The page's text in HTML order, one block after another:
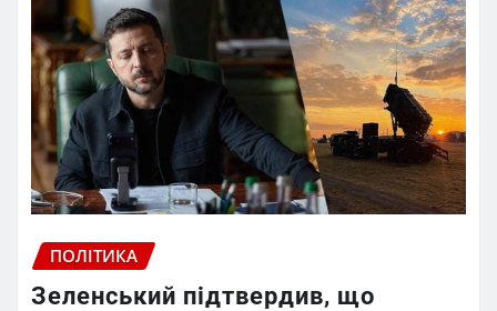
ПОЛІТИКА
Зеленський підтвердив, що